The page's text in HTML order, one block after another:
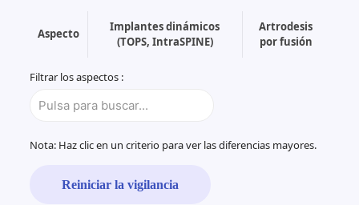
comparativa
criterios
implantes
artrodesis
Aspecto
Implantes dinámicos
(TOPS, IntraSPINE)
Artrodesis
por fusión
Filtrar los aspectos :
Nota:Haz clic en un criterio para ver las diferencias mayores.
Reiniciar la vigilancia